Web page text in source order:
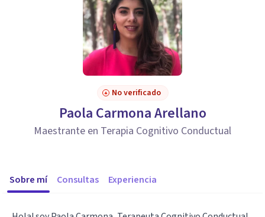
No verificado
Paola Carmona Arellano
Maestrante en Terapia Cognitivo Conductual
Sobre mí Consultas Experiencia